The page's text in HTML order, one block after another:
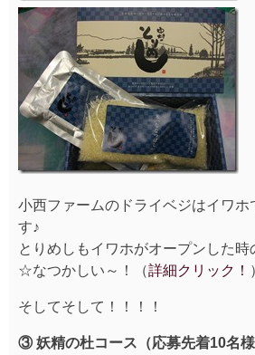
小西ファームのドライベジはイワホ
す♪
とりめしもイワホがオープンした
☆なつかしい～！（詳細クリック！
そしてそして！！！！
③ 妖精の杜コース（応募先着10名様